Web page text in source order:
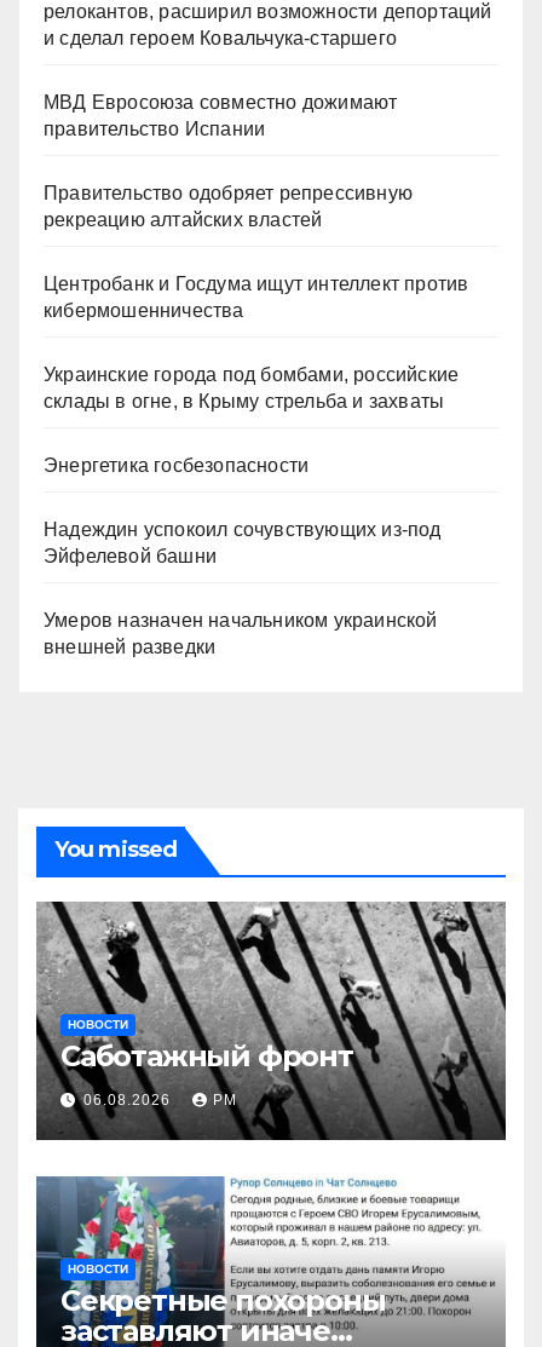
релокантов, расширил возможности депортаций
и сделал героем Ковальчука-старшего
МВД Евросоюза совместно дожимают
правительство Испании
Правительство одобряет репрессивную
рекреацию алтайских властей
Центробанк и Госдума ищут интеллект против
кибермошенничества
Украинские города под бомбами, российские
склады в огне, в Крыму стрельба и захваты
Энергетика госбезопасности
Надеждин успокоил сочувствующих из-под
Эйфелевой башни
Умеров назначен начальником украинской
внешней разведки
You missed
НОВОСТИ
Саботажный фронт
06.08.2026 РМ
НОВОСТИ
Секретные похороны
заставляют иначе